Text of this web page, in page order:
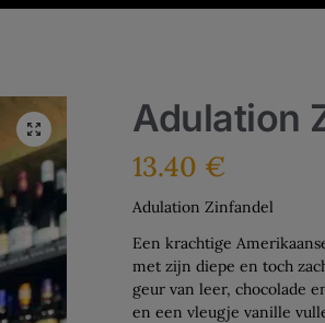
Adulation
13.40 €
Adulation Zinfandel
Een krachtige
met zijn diepe en toch
geur van leer, chocolade
en een vleugje vanille